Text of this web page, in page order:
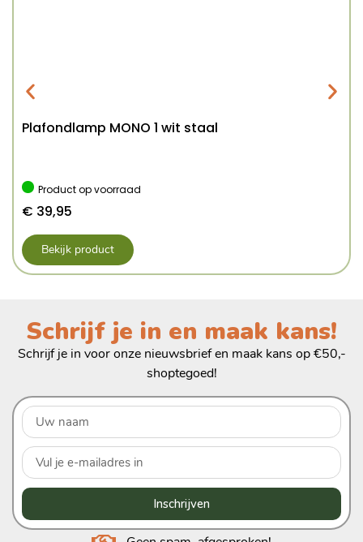
Plafondlamp MONO 1 wit staal
Product op voorraad
€ 39,95
Bekijk product
Schrijf je in en maak kans!
Schrijf je in voor onze nieuwsbrief en maak kans op €50,-
shoptegoed!
Inschrijven